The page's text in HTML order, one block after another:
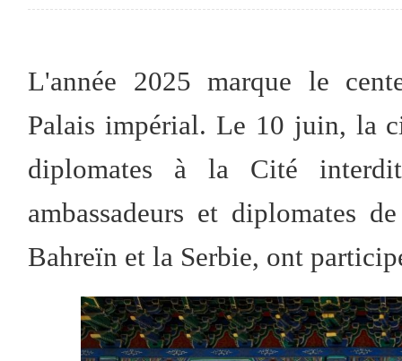
L'année 2025 marque le
Palais impérial. Le 10 juin, la
diplomates à la Cité
ambassadeurs et diplomates
Bahreïn et la Serbie, ont